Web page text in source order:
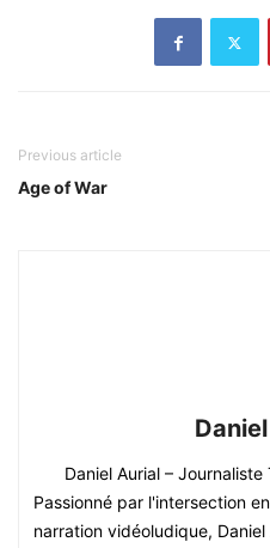
Previous article
Age of War
Daniel Aurial –
Passionné par l'intersection
narration vidéoludique,